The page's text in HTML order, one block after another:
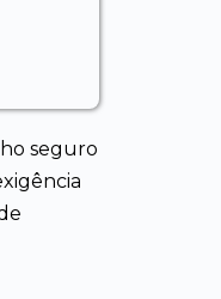
seguro